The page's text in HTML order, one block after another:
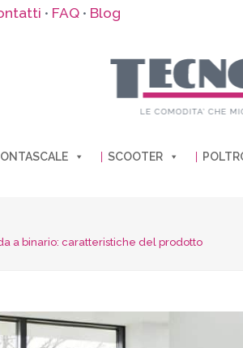
• FAQ • Blog
SCOOTER
a binario: caratteristiche del prodotto